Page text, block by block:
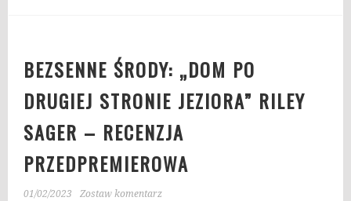
BEZSENNE ŚRODY: „DOM PO
DRUGIEJ STRONIE JEZIORA” RILEY
SAGER – RECENZJA
PRZEDPREMIEROWA
01/02/2023 Zostaw komentarz